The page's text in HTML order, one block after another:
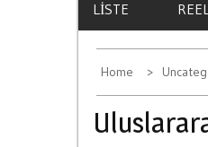
LISTE
Home